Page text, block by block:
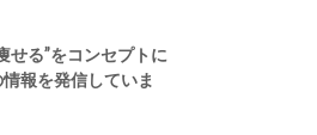
せる”をコンセプトに
報を発信していま